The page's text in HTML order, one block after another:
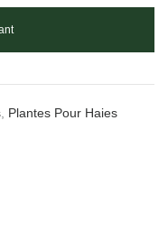
Plantes Pour Haies